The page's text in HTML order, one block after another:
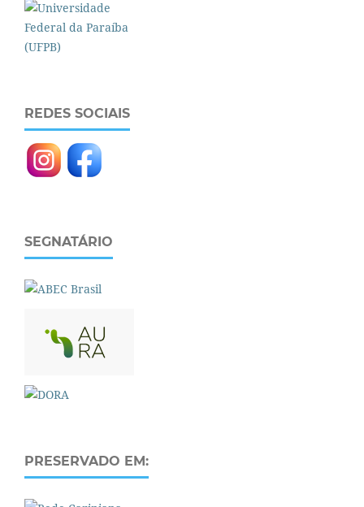
REDES SOCIAIS
SEGNATÁRIO
PRESERVADO EM: